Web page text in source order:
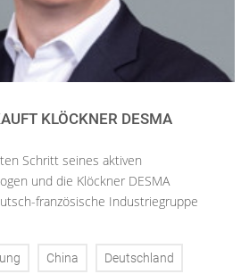
KLÖCKNER DESMA
Schritt seines aktiven
und die Klöckner DESMA
französische Industriegruppe
China Deutschland